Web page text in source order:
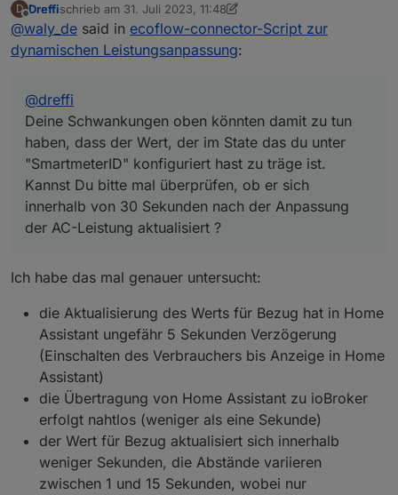
Telegramme. Aber ohne einen ausführlichen
Logauszug, Mit der Einstellung
Debug: true
komm ich da nicht weiter.
Deine Schwankungen oben könnten damit zu tun
haben, dass der Wert, der im State das du unter
"SmartmeterID" konfiguriert hast zu träge ist. Kannst
Du bitte mal überprüfen, ob er sich innerhalb von 30
D
Offline
Dreffischrieb am 31. Juli 2023, 11:48
zuletzt editiert von Dreffi
@waly_de said in ecoflow-connector-Script zur
dynamischen Leistungsanpassung:
@dreffi
Deine Schwankungen oben könnten damit zu tun
haben, dass der Wert, der im State das du unter
"SmartmeterID" konfiguriert hast zu träge ist.
Kannst Du bitte mal überprüfen, ob er sich
innerhalb von 30 Sekunden nach der Anpassung
der AC-Leistung aktualisiert ?
Ich habe das mal genauer untersucht:
die Aktualisierung des Werts für Bezug hat in Home
Assistant ungefähr 5 Sekunden Verzögerung
(Einschalten des Verbrauchers bis Anzeige in Home
Assistant)
die Übertragung von Home Assistant zu ioBroker
erfolgt nahtlos (weniger als eine Sekunde)
der Wert für Bezug aktualisiert sich innerhalb
weniger Sekunden, die Abstände variieren
zwischen 1 und 15 Sekunden, wobei nur